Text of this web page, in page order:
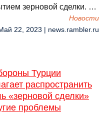
зерновой сделки. …
Новости
22, 2023 | news.rambler.ru
Турции
распространить
«зерновой сделки»
проблемы